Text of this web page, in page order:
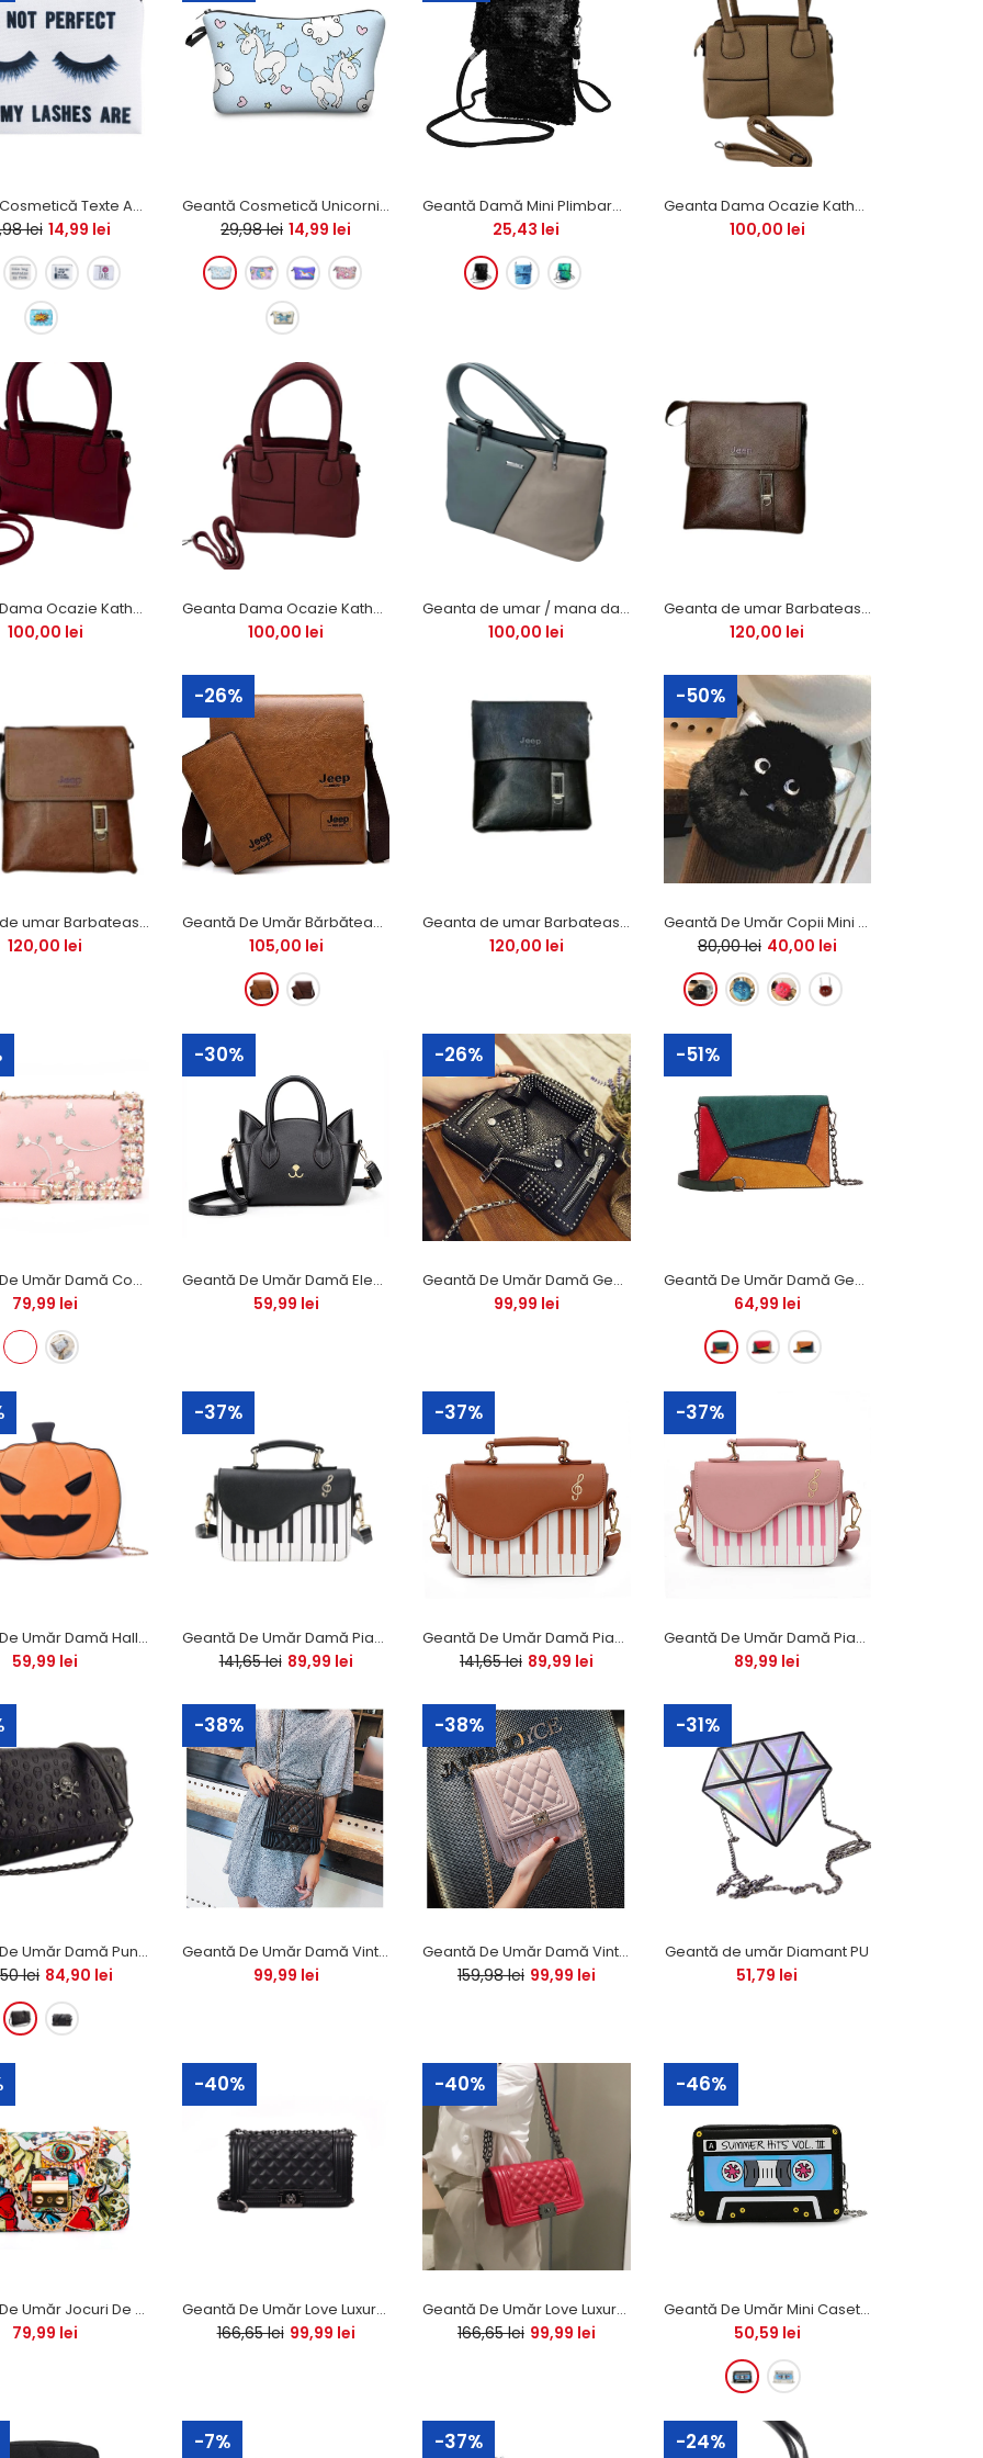
Cercei ,, Globulet Rosu"
24,99 lei
24,99 lei
Cercei ,,Bradut''
24,99 lei
24,99 lei
Geantă cosmetică BAT
GIRL
29,98 lei14,99 lei
Dacă îți plac benzile desenate cu super eroi, cu
siguranță vei aprecia gentuța cosmetică "Bat Girl"
! O poți...
Geantă Cosmetică Funky
29,98 lei14,99 lei
Geantă cosmetică modele funky și amuzante.
Este multifuncțională: o poți folosi ca un portfard,
ca penar sau o...
Galaxie PREMIUM
Stoc 0
Geanta Cosmetică Galaxie PREMIUM este ideală
pentru călătorii. Mărimea sa compactă asigură o
depozitare optimă a produselor de...
Geantă Cosmetică
Geometrică
Geanta Cosmetică Geometrică Fosforescentă
Geantă cosmetică modele amuzante și retro.
Este multifuncțională: o poți folosi ca un portfard,
Geantă Cosmetică Texte Amuzante
lei 14,99 lei
Geantă Cosmetică Unicorni Veseli
29,98 lei 14,99 lei
Geantă Damă Mini Plimbare Sclipici
25,43 lei
Geanta Dama Ocazie Katherine (Bej)
100,00 lei
Geanta Dama Ocazie Katherine (Rosu)
100,00 lei
Geanta Dama Ocazie Katherine (Roz)
100,00 lei
Geanta de umar / mana dama ,,Sonia'' Bleu
100,00 lei
Geanta de umar Barbateasca ,, Jeep Buluo Jeep''
120,00 lei
Geanta de umar Barbateasca ,, Jeep Buluo''
120,00 lei
-26%
Geantă De Umăr Bărbătească Business "JEEP BULUO" PU + Portofel CADOU!
105,00 lei
Geanta de umar Barbateasca Jeep
120,00 lei
-50%
Geantă De Umăr Copii Mini Monstruleț
80,00 lei 40,00 lei
Geantă De Umăr Damă Cocktail Petrecere Model Flori Și Dantelă
79,99 lei
-30%
Geantă De Umăr Damă Elegant Kitty
59,99 lei
-26%
Geantă De Umăr Damă Geacă Motociclist PU
99,99 lei
-51%
Geantă De Umăr Damă Geometrie Multicoloră PU
64,99 lei
Geantă De Umăr Damă Halloween Dovleac PU
59,99 lei
-37%
Geantă De Umăr Damă Pian PU
141,65 lei 89,99 lei
-37%
Geantă De Umăr Damă Pian PU (Cappucino)
141,65 lei 89,99 lei
-37%
Geantă De Umăr Damă Pian PU (Roz)
89,99 lei
Geantă De Umăr Damă Punk Skeleton PU
lei 84,90 lei
-38%
Geantă De Umăr Damă Vintage Luxury PU
99,99 lei
-38%
Geantă De Umăr Damă Vintage Luxury PU
159,98 lei 99,99 lei
-31%
Geantă de umăr Diamant PU
51,79 lei
Geantă De Umăr Jocuri De Noroc Cazino Multicoloră PU
79,99 lei
-40%
Geantă De Umăr Love Luxury (2020) - Negru
166,65 lei 99,99 lei
-40%
Geantă De Umăr Love Luxury (2020) - Roșu
166,65 lei 99,99 lei
-46%
Geantă De Umăr Mini Casetă Retro PU
50,59 lei
-7% -37% -24%